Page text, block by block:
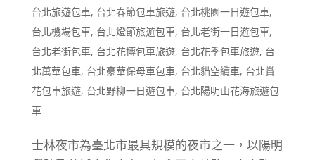
台北旅遊包車, 台北春節包車旅遊, 台北桃園一日遊包車,
台北機場包車, 台北燈節旅遊包車, 台北老街一日遊包車,
台北老街包車, 台北花博包車旅遊, 台北花季包車旅遊, 台
北萬華包車, 台北豪華保母車包車, 台北貓空纜車, 台北賞
花包車旅遊, 台北野柳一日遊包車, 台北陽明山花海旅遊包
車
士林夜市為臺北市最具規模的夜市之一，以陽明